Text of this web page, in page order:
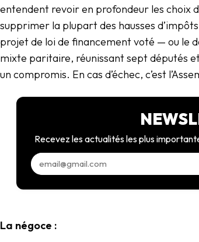
entendent revoir en profondeur les choix
supprimer la plupart des hausses
projet de loi de financement voté — ou le
mixte paritaire, réunissant sept députés
un compromis. En cas d’échec, c’est
Recevez les actualités les plus
La négoce :